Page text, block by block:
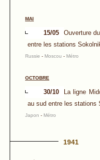
MAI
15/05
Ouverture
entre les stations
Russie - Moscou - Métro
OCTOBRE
30/10
La ligne
au sud entre les stations
Japon - Métro
1941